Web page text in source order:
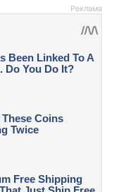
Реклама